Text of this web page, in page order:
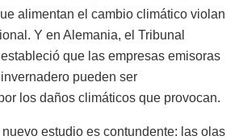
alimentan el cambio climático violan
Y en Alemania, el Tribunal
que las empresas emisoras
pueden ser
los daños climáticos que provocan.
estudio es contundente: las olas